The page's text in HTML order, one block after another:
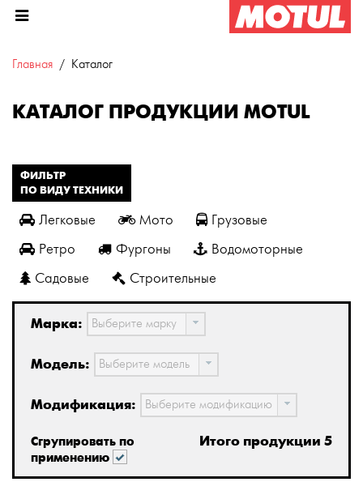
Главная Каталог
КАТАЛОГ ПРОДУКЦИИ MOTUL
ФИЛЬТР
ПО ВИДУ ТЕХНИКИ
Легковые Мото
Грузовые
Ретро
Фургоны
Водомоторные
Садовые
Строительные
Марка: Выберите марку
Модель: Выберите модель
Модификация: Выберите модификацию
Сгрупировать по
применению
Итого продукции 5